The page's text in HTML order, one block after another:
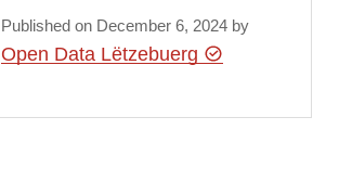
Published on December 6, 2024 by
Open Data Lëtzebuerg